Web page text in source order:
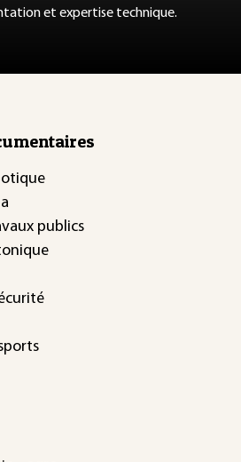
et expertise technique.
publics